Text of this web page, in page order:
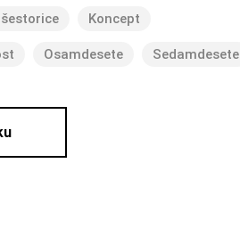
Koncept
Osamdesete Sedamdesete